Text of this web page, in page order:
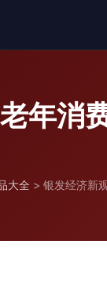
年消
大全 > 银发经济新